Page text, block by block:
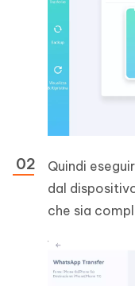
Quindi
dal
che sia